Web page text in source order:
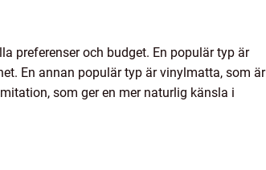
preferenser och budget. En populär typ är
En annan populär typ är vinylmatta, som är
som ger en mer naturlig känsla i